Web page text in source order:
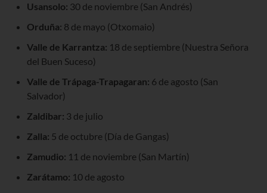
Usansolo: 30 de noviembre (San Andrés)
Orduña: 8 de mayo (Otxomaio)
Valle de Karrantza: 18 de septiembre (Nuestra Señora
del Buen Suceso)
Valle de Trápaga-Trapagaran: 6 de agosto (San
Salvador)
Zaldibar: 3 de julio
Zalla: 5 de octubre (Día de Gangas)
Zamudio: 11 de noviembre (San Martín)
Zarátamo: 10 de agosto